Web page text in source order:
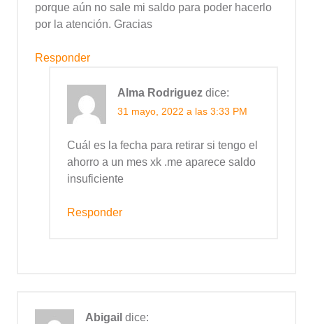
porque aún no sale mi saldo para poder hacerlo
por la atención. Gracias
Responder
Alma Rodriguez dice:
31 mayo, 2022 a las 3:33 PM
Cuál es la fecha para retirar si tengo el
ahorro a un mes xk .me aparece saldo
insuficiente
Responder
Abigail dice: